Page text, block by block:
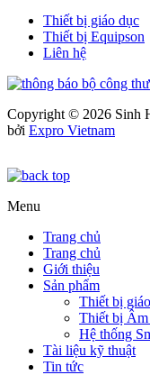
Thiết bị giáo dục
Thiết bị Equipson
Liên hệ
Copyright © 2026 Sinh
bởi Expro Vietnam
Menu
Trang chủ
Trang chủ
Giới thiệu
Sản phẩm
Thiết bị
Thiết bị Âm
Hệ thống
Tài liệu kỹ thuật
Tin tức